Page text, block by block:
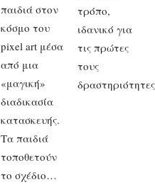
παιδιά στον
κόσμο του
pixel art μέσα
από μια
«μαγική»
διαδικασία
κατασκευής.
Τα παιδιά
τοποθετούν
το σχέδιο…
τρόπο,
ιδανικό για
τις πρώτες
τους